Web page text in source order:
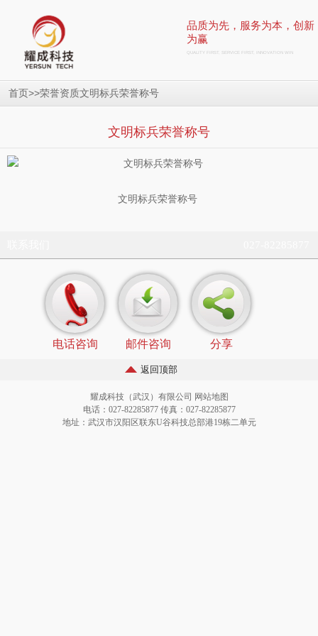
品质为先，服务为本，创新
为赢
QUALITY FIRST, SERVICE FIRST, INNOVATION WIN
首页 >>荣誉资质文明标兵荣誉称号
文明标兵荣誉称号
文明标兵荣誉称号
电话咨询 邮件咨询 分享
返回顶部
耀成科技（武汉）有限公司 网站地图
电话：027-82285877 传真：027-82285877
地址：武汉市汉阳区联东U谷科技总部港19栋二单元